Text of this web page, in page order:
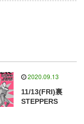
2020.09.13
11/13(FRI)裏
STEPPERS